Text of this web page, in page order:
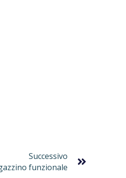
Successivo
funzionale